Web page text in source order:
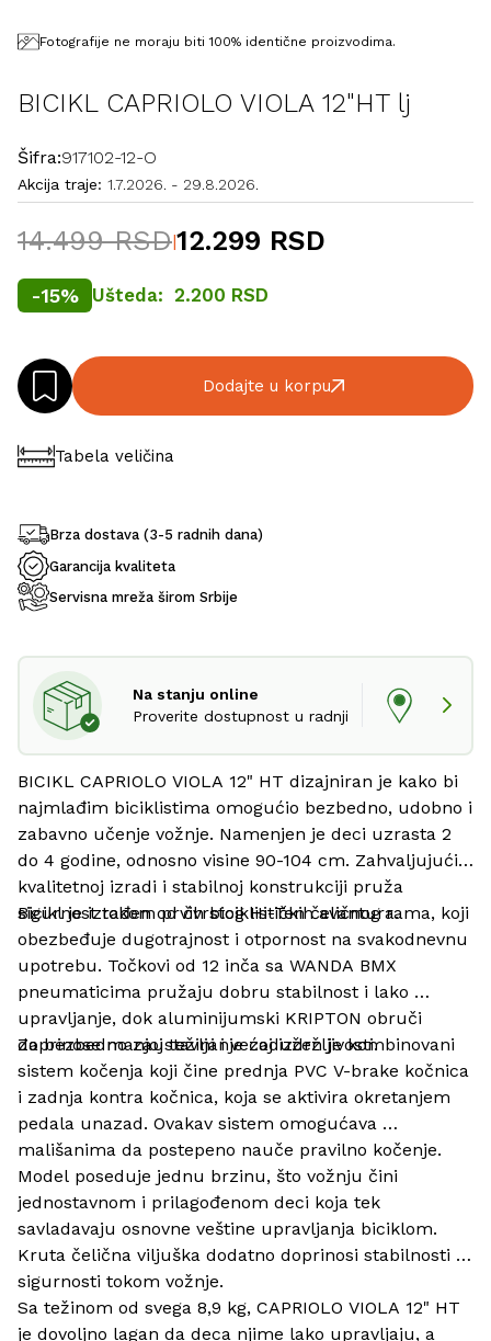
Fotografije ne moraju biti 100% identične proizvodima.
BICIKL CAPRIOLO VIOLA 12"HT lj
Šifra:917102-12-O
Akcija traje: 1.7.2026. - 29.8.2026.
14.499 RSD|12.299 RSD
-15% Ušteda: 2.200 RSD
Dodajte u korpu
Tabela veličina
Brza dostava (3-5 radnih dana)
Garancija kvaliteta
Servisna mreža širom Srbije
Na stanju online
Proverite dostupnost u radnji
BICIKL CAPRIOLO VIOLA 12" HT dizajniran je kako bi
najmlađim biciklistima omogućio bezbedno, udobno i
zabavno učenje vožnje. Namenjen je deci uzrasta 2
do 4 godine, odnosno visine 90-104 cm. Zahvaljujući
kvalitetnoj izradi i stabilnoj konstrukciji pruža
sigurnost tokom prvih biciklističkih avantura.
Bicikl je izrađen od čvrstog Hi-Ten čeličnog rama, koji
obezbeđuje dugotrajnost i otpornost na svakodnevnu
upotrebu. Točkovi od 12 inča sa WANDA BMX
pneumaticima pružaju dobru stabilnost i lako
upravljanje, dok aluminijumski KRIPTON obruči
doprinose manjoj težini i većoj izdržljivosti.
Za bezbedno zaustavljanje zadužen je kombinovani
sistem kočenja koji čine prednja PVC V-brake kočnica
i zadnja kontra kočnica, koja se aktivira okretanjem
pedala unazad. Ovakav sistem omogućava
mališanima da postepeno nauče pravilno kočenje.
Model poseduje jednu brzinu, što vožnju čini
jednostavnom i prilagođenom deci koja tek
savladavaju osnovne veštine upravljanja biciklom.
Kruta čelična viljuška dodatno doprinosi stabilnosti i
sigurnosti tokom vožnje.
Sa težinom od svega 8,9 kg, CAPRIOLO VIOLA 12" HT
je dovoljno lagan da deca njime lako upravljaju, a